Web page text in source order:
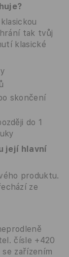
tak tvůj
klasické
skončení
do 1
její hlavní
produktu.
ze
čísle +420
zařízením